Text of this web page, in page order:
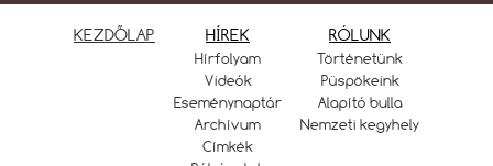
KEZDŐLAP HÍREK
Hírfolyam
Videók
Eseménynaptár
Archívum
Címkék
RÓLUNK
Történetünk
Püspökeink
Alapító bulla
Nemzeti kegyhely